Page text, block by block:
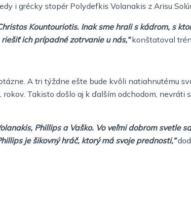
i grécky stopér Polydefkis Volanakis z Arisu
Kountouriotis. Inak sme hrali s kádrom, s
ich prípadné zotrvanie u nás,“konštatoval
A tri týždne ešte bude kvôli natiahnutému
Takisto došlo aj k ďalším odchodom, nevráti
Phillips a Vaško. Vo veľmi dobrom svetle
je šikovný hráč, ktorý má svoje prednosti,“